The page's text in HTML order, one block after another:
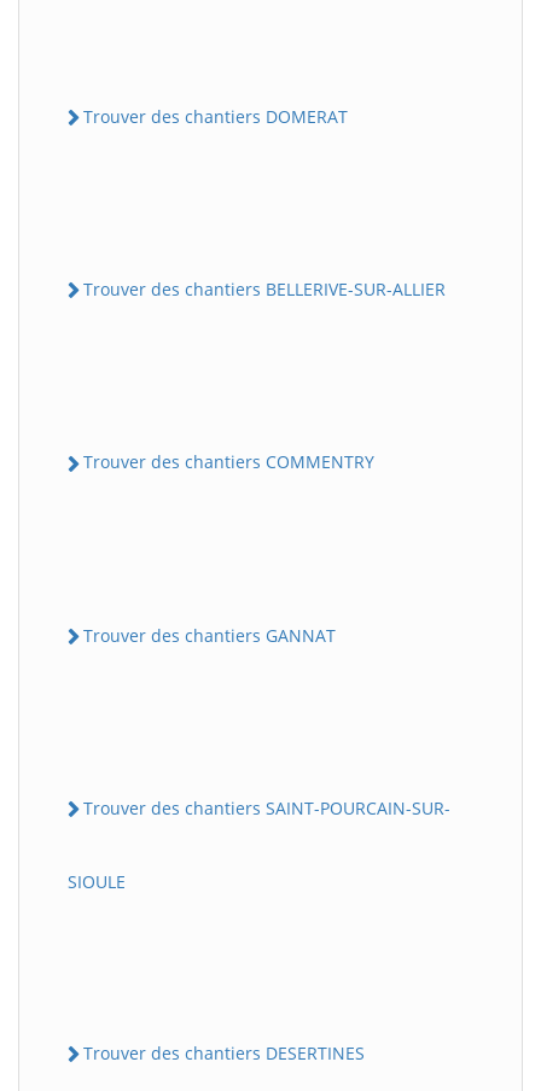
Trouver des chantiers DOMERAT
Trouver des chantiers BELLERIVE-SUR-ALLIER
Trouver des chantiers COMMENTRY
Trouver des chantiers GANNAT
Trouver des chantiers SAINT-POURCAIN-SUR-
SIOULE
Trouver des chantiers DESERTINES